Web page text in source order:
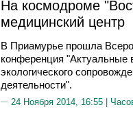
На космодроме
медицинский центр
В Приамурье прошла
конференция "Актуальные
экологического
деятельности".
24 Ноября 2014, 16:55 |